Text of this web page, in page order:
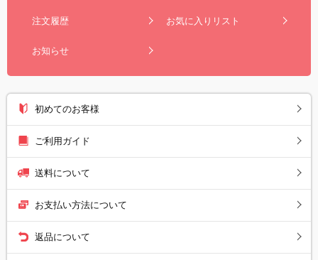
注文履歴 お気に入りリスト
お知らせ
初めてのお客様
ご利用ガイド
送料について
お支払い方法について
返品について